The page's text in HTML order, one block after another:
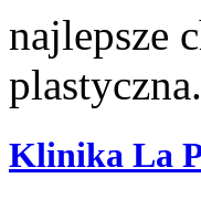
Klinika La